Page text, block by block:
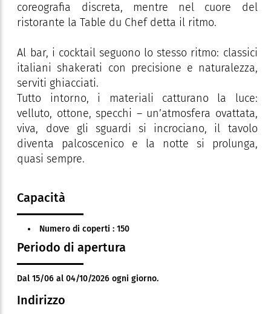
coreografia discreta, mentre nel cuore del
ristorante la Table du Chef detta il ritmo.
Al bar, i cocktail seguono lo stesso ritmo: classici
italiani shakerati con precisione e naturalezza,
serviti ghiacciati.
Tutto intorno, i materiali catturano la luce:
velluto, ottone, specchi – un’atmosfera ovattata,
viva, dove gli sguardi si incrociano, il tavolo
diventa palcoscenico e la notte si prolunga,
quasi sempre.
Capacità
Numero di coperti : 150
Periodo di apertura
Dal 15/06 al 04/10/2026 ogni giorno.
Indirizzo